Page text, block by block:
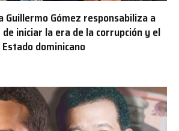
Guillermo Gómez responsabiliza a
iniciar la era de la corrupción y el
dominicano